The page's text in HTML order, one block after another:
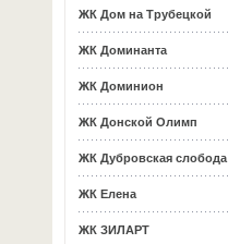
ЖК Дом на Трубецкой
ЖК Доминанта
ЖК Доминион
ЖК Донской Олимп
ЖК Дубровская слобода
ЖК Елена
ЖК ЗИЛАРТ